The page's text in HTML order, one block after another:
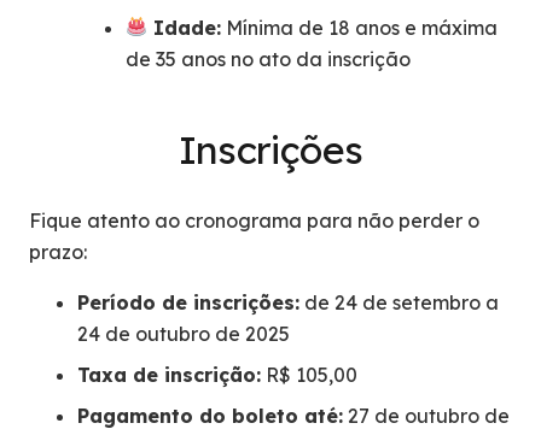
Idade: Mínima de 18 anos e máxima
de 35 anos no ato da inscrição
Inscrições
Fique atento ao cronograma para não perder o
prazo:
Período de inscrições: de 24 de setembro a
24 de outubro de 2025
Taxa de inscrição: R$ 105,00
Pagamento do boleto até: 27 de outubro de